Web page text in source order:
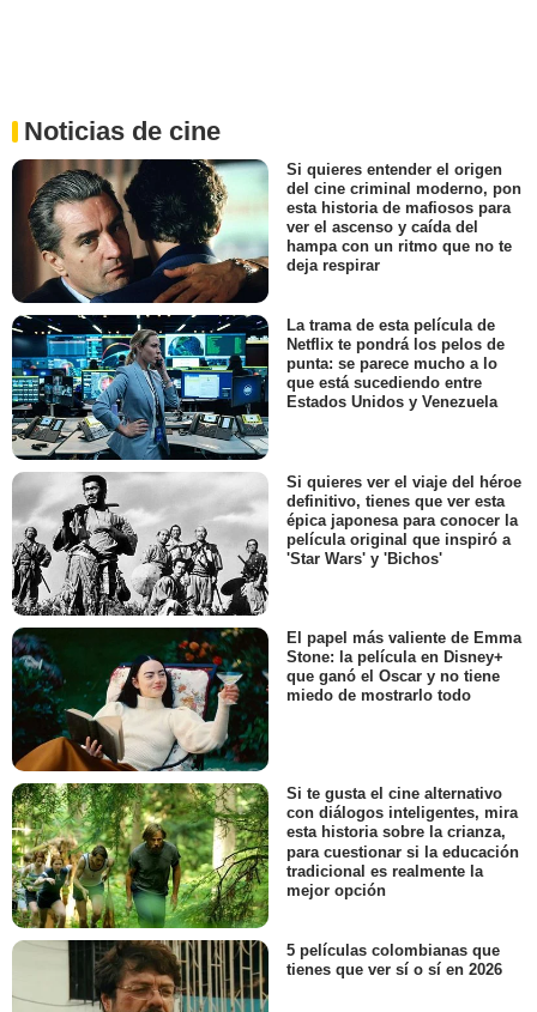
Noticias de cine
Si quieres entender el origen
del cine criminal moderno, pon
esta historia de mafiosos para
ver el ascenso y caída del
hampa con un ritmo que no te
deja respirar
La trama de esta película de
Netflix te pondrá los pelos de
punta: se parece mucho a lo
que está sucediendo entre
Estados Unidos y Venezuela
Si quieres ver el viaje del héroe
definitivo, tienes que ver esta
épica japonesa para conocer la
película original que inspiró a
'Star Wars' y 'Bichos'
El papel más valiente de Emma
Stone: la película en Disney+
que ganó el Oscar y no tiene
miedo de mostrarlo todo
Si te gusta el cine alternativo
con diálogos inteligentes, mira
esta historia sobre la crianza,
para cuestionar si la educación
tradicional es realmente la
mejor opción
5 películas colombianas que
tienes que ver sí o sí en 2026